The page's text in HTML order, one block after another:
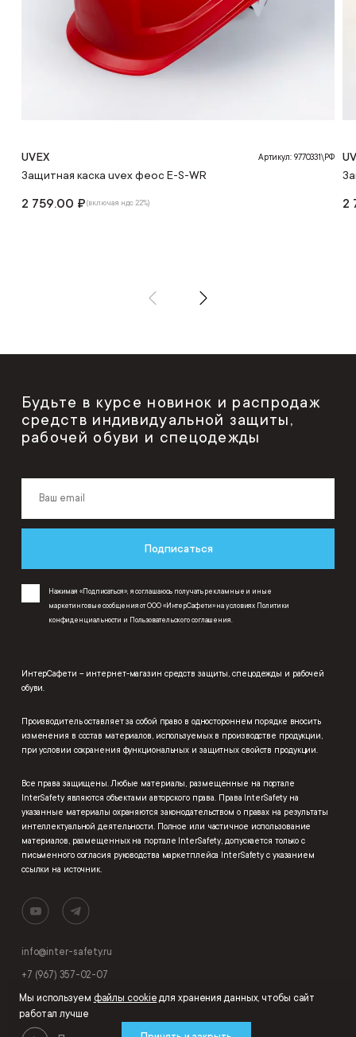
UVEX Артикул: 9770331\РФ
Защитная каска uvex феос E-S-WR
2 759.00 ₽(включая ндс 22%) 2
Будьте в курсе новинок и распродаж
средств индивидуальной защиты,
рабочей обуви и спецодежды
Подписаться
Нажимая «Подписаться», я соглашаюсь получать рекламные и иные
маркетинговые сообщения от ООО «ИнтерСафети» на условиях Политики
конфиденциальности и Пользовательского соглашения
ИнтерСафети – интернет-магазин средств защиты, спецодежды и рабочей
обуви.
Производитель оставляет за собой право в одностороннем порядке вносить
изменения в состав материалов, используемых в производстве продукции,
при условии сохранения функциональных и защитных свойств продукции.
Все права защищены. Любые материалы, размещенные на портале
InterSafety являются объектами авторского права. Права InterSafety на
указанные материалы охраняются законодательством о правах на результаты
интеллектуальной деятельности. Полное или частичное использование
материалов, размещенных на портале InterSafety, допускается только с
письменного согласия руководства маркетплейса InterSafety с указанием
ссылки на источник.
info@inter-safety.ru
+7 (967) 357-02-07
Мы используем файлы cookieдля хранения данных, чтобы сайт
работал лучше